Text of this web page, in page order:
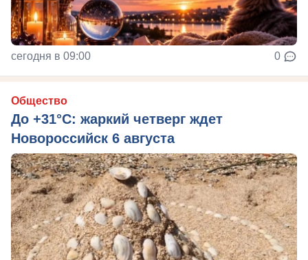
сегодня в 09:00 0
Общество
До +31°C: жаркий четверг ждет
Новороссийск 6 августа